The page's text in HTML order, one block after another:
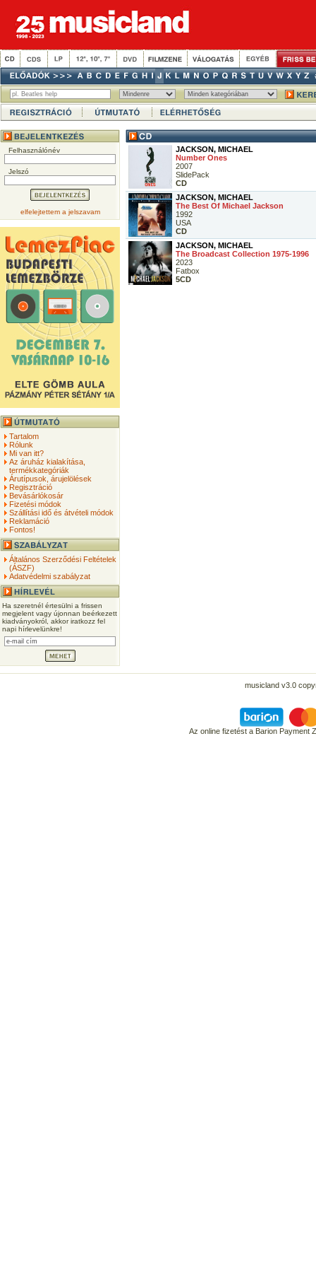
Felhasználónév
Jelszó
elfelejtettem a jelszavam
Tartalom
Rólunk
Mi van itt?
Az áruház kialakítása,
termékkategóriák
Árutípusok, árujelölések
Regisztráció
Bevásárlókosár
Fizetési módok
Szállítási idő és átvételi módok
Reklamáció
Fontos!
Általános Szerződési Feltételek
(ÁSZF)
Adatvédelmi szabályzat
Ha szeretnél értesülni a frissen
megjelent vagy újonnan beérkezett
kiadványokról, akkor iratkozz fel
napi hírlevelünkre!
JACKSON, MICHAEL
Number Ones
2007
SlidePack
CD
JACKSON, MICHAEL
The Best Of Michael Jackson
1992
USA
CD
JACKSON, MICHAEL
The Broadcast Collection 1975-1996
2023
Fatbox
5CD
musicland v3.0
Az online fizetést a Barion Payment